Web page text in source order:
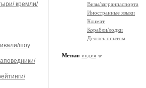
кремли/
шоу
Визы/загранпаспорта
Иностранные языки
Климат
Корабли/лодки
Делюсь опытом
Метки: индия